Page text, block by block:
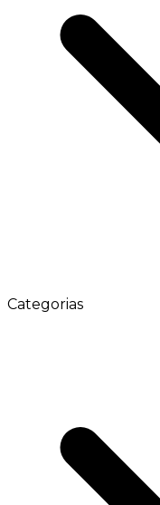
Categorias